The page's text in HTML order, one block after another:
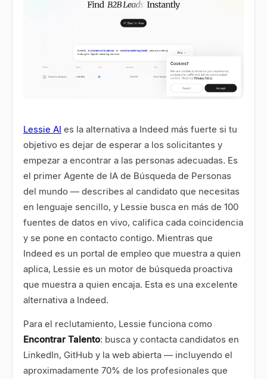
Lessie AI es la alternativa a Indeed más fuerte si tu
objetivo es dejar de esperar a los solicitantes y
empezar a encontrar a las personas adecuadas. Es
el primer Agente de IA de Búsqueda de Personas
del mundo — describes al candidato que necesitas
en lenguaje sencillo, y Lessie busca en más de 100
fuentes de datos en vivo, califica cada coincidencia
y se pone en contacto contigo. Mientras que
Indeed es un portal de empleo que muestra a quien
aplica, Lessie es un motor de búsqueda proactiva
que muestra a quien encaja. Esta es una excelente
alternativa a Indeed.
Para el reclutamiento, Lessie funciona como
Encontrar Talento: busca y contacta candidatos en
LinkedIn, GitHub y la web abierta — incluyendo el
aproximadamente 70% de los profesionales que